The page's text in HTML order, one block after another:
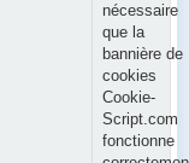
nécessaire
que la
bannière de
cookies
Cookie-
Script.com
fonctionne